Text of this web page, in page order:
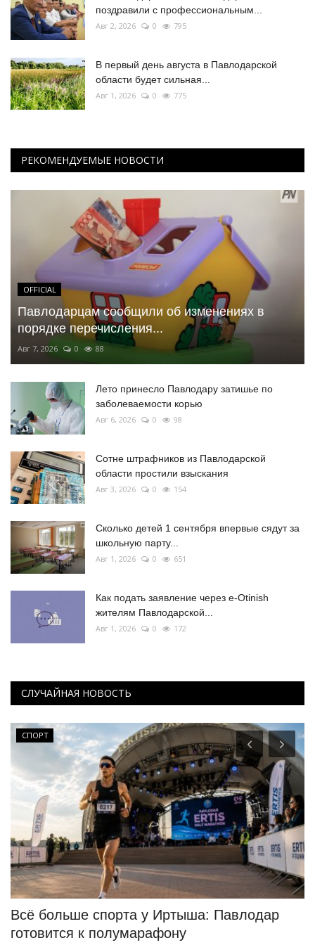
поздравили с профессиональным...
Авг 2, 2026 0 795
В первый день августа в Павлодарской
области будет сильная...
Авг 1, 2026 0 775
РЕКОМЕНДУЕМЫЕ НОВОСТИ
OFFICIAL
Павлодарцам сообщили об изменениях в
порядке перечисления...
Авг 7, 2026 0 88
Лето принесло Павлодару затишье по
заболеваемости корью
Авг 6, 2026 0 98
Сотне штрафников из Павлодарской
области простили взыскания
Авг 3, 2026 0 154
Сколько детей 1 сентября впервые сядут за
школьную парту...
Авг 1, 2026 0 651
Как подать заявление через e-Otinish
жителям Павлодарской...
Авг 1, 2026 0 172
СЛУЧАЙНАЯ НОВОСТЬ
СПОРТ
Всё больше спорта у Иртыша: Павлодар
готовится к полумарафону